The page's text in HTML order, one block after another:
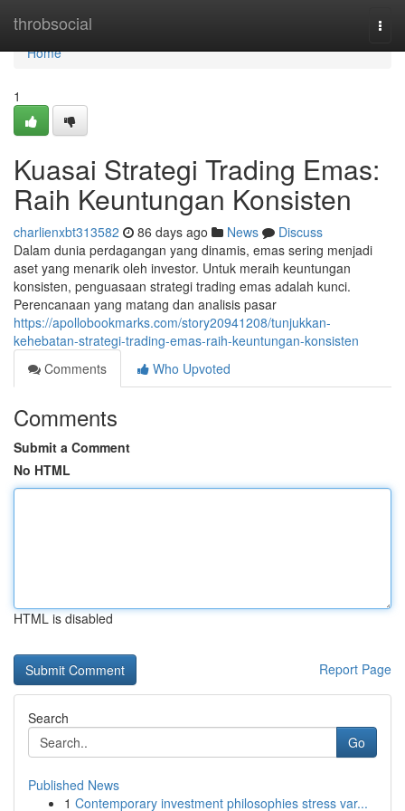
throbsocial
Home
Home
1
Kuasai Strategi Trading Emas:
Raih Keuntungan Konsisten
charlienxbt313582 86 days ago News
Discuss
Dalam dunia perdagangan yang dinamis, emas sering menjadi
aset yang menarik oleh investor. Untuk meraih keuntungan
konsisten, penguasaan strategi trading emas adalah kunci.
Perencanaan yang matang dan analisis pasar
https://apollobookmarks.com/story20941208/tunjukkan-
kehebatan-strategi-trading-emas-raih-keuntungan-konsisten
Comments
Who Upvoted
Comments
Submit a Comment
No HTML
HTML is disabled
Report Page
Search
Go
Published News
1 Contemporary investment philosophies stress var...